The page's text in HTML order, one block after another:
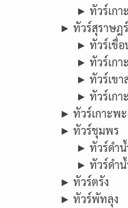
► ทัวร์เกา
► ทัวร์สุราษฎ
► ทัวร์เขื่อ
► ทัวร์เกา
► ทัวร์เขา
► ทัวร์เกา
► ทัวร์เกาะพ
► ทัวร์ชุมพร
► ทัวร์ดำน้
► ทัวร์ดำน้
► ทัวร์ตรัง
► ทัวร์พัทลุง